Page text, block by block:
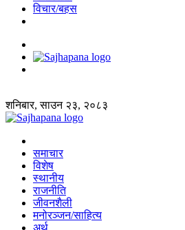
विचार/बहस
शनिबार, साउन २३, २०८३
समाचार
विशेष
स्थानीय
राजनीति
जीवनशैली
मनोरञ्जन/साहित्य
अर्थ